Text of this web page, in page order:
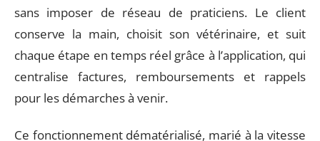
sans imposer de réseau de praticiens. Le client
conserve la main, choisit son vétérinaire, et suit
chaque étape en temps réel grâce à l’application, qui
centralise factures, remboursements et rappels
pour les démarches à venir.
Ce fonctionnement dématérialisé, marié à la vitesse